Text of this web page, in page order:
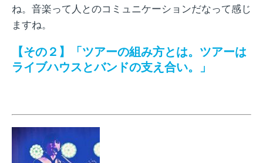
ね。音楽って人とのコミュニケーションだなって感じ
ますね。
【その２】「ツアーの組み方とは。ツアーは
ライブハウスとバンドの支え合い。」